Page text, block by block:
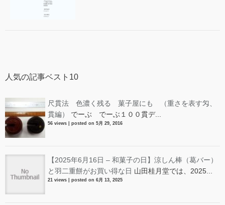
人気の記事ベスト10
尺貫法 色濃く残る 菓子屋にも （重さを表す匁、
貫編）
でーぶ でーぶ１００貫デ...
56 views posted on 5月 29, 2016
【2025年6月16日 – 和菓子の日】涼しん棒（葛バー）
と羽二重餅がお買い得な日 山田桂月堂では、2025...
21 views posted on 6月 13, 2025